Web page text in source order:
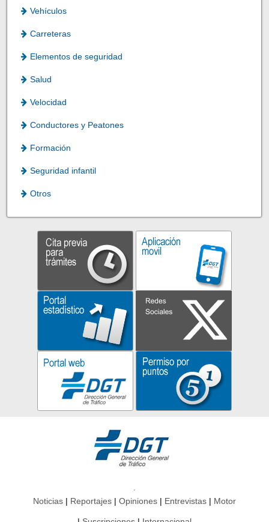
Vehículos
Carreteras
Elementos de seguridad
Salud
Velocidad
Conductores y Peatones
Formación
Seguridad infantil
Otros
Noticias Reportajes Opiniones Entrevistas Motor